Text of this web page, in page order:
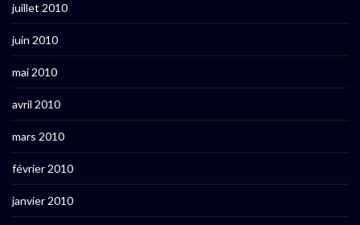
juillet 2010
juin 2010
mai 2010
avril 2010
mars 2010
février 2010
janvier 2010